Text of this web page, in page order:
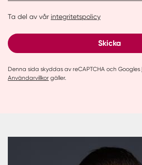
Ta del av vår integritetspolicy
Skicka
Denna sida skyddas av reCAPTCHA och Googles
Användarvillkor gäller.